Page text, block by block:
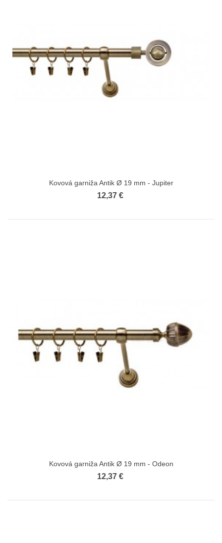
Kovová garniža Antik Ø 19 mm - Jupiter
12,37 €
Kovová garniža Antik Ø 19 mm - Odeon
12,37 €